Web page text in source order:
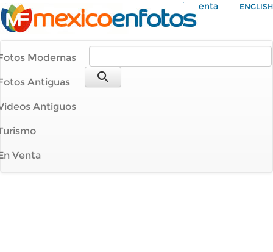
Mi Cuenta ENGLISH
Modernas
Antiguas
Antiguos
Venta